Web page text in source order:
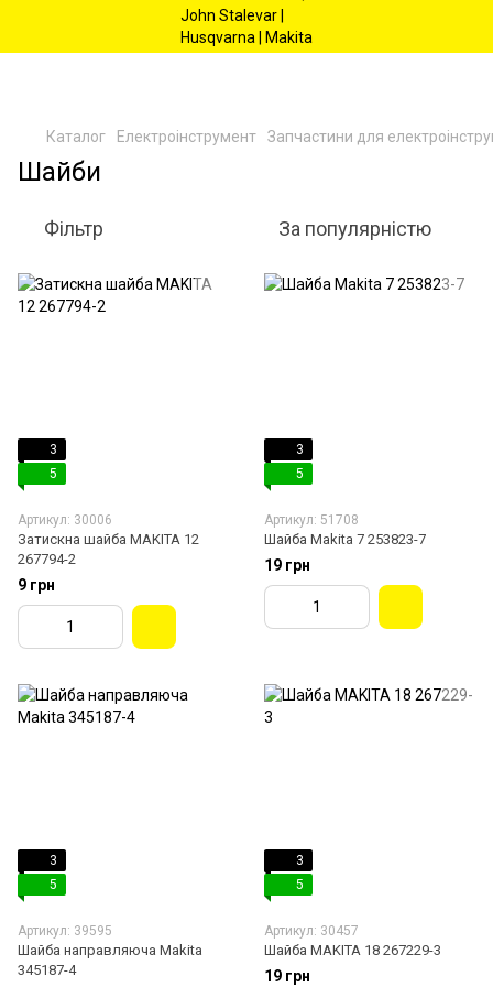
Каталог Електроінструмент Запчастини для
Шайби
Фільтр За популярністю
3
5
Артикул: 30006
Затискна шайба MAKITA 12
267794-2
9 грн
3
5
Артикул: 51708
Шайба Makita 7 253823-7
19 грн
3
5
Артикул: 39595
Шайба направляюча Makita
345187-4
3
5
Артикул: 30457
Шайба MAKITA 18 267229-3
19 грн